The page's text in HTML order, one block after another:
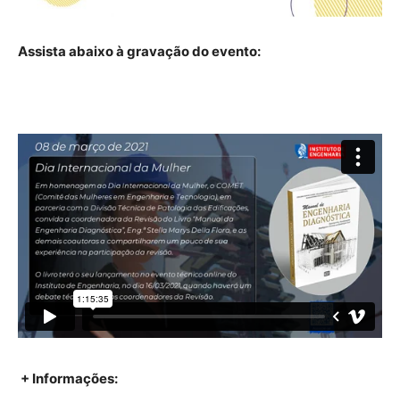
Assista abaixo à gravação do evento:
+ Informações: